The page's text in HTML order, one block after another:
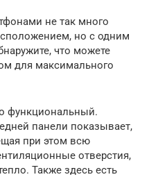
не так много
но с одним
что можете
для максимального
функциональный.
панели показывает,
при этом всю
отверстия,
Также здесь есть